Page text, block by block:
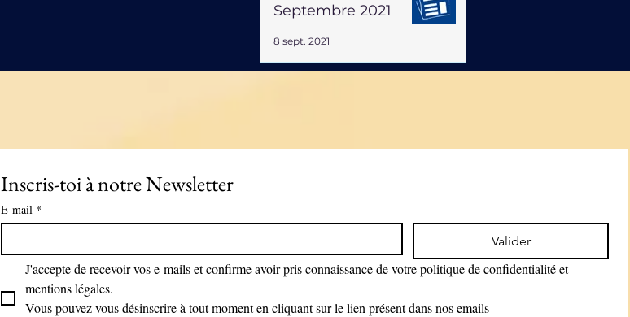
Septembre 2021
8 sept. 2021
Inscris-toi à notre Newsletter
E-mail *
Valider
J'accepte de recevoir vos e-mails et confirme avoir pris connaissance de votre politique de confidentialité et
mentions légales.
Vous pouvez vous désinscrire à tout moment en cliquant sur le lien présent dans nos emails